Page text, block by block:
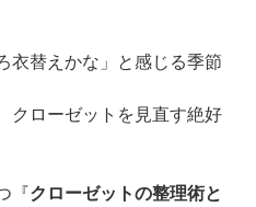
衣替えかな」と感じる季節
クローゼットを見直す絶好
『クローゼットの整理術と